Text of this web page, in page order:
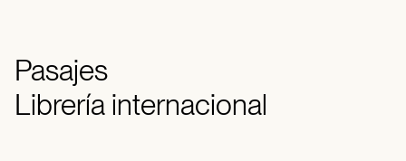
Pasajes
Librería internacional